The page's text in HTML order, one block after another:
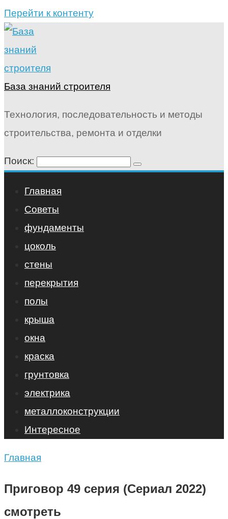
Перейти к контенту
База знаний строителя
Технология, последовательность и методы
строительства, ремонта и отделки
Поиск:
Главная
Советы
фундаменты
цоколь
стены
перекрытия
полы
крыша
окна
краска
грунтовка
электрика
металлоконструкции
Интересное
Главная
Приговор 49 серия (Сериал 2022)
смотреть